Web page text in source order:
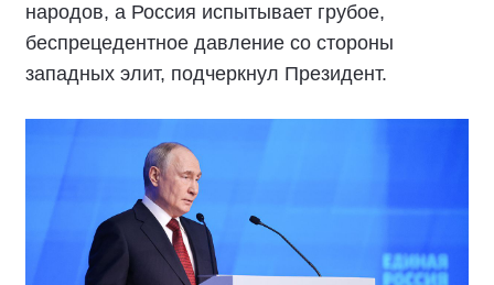
народов, а Россия испытывает грубое,
беспрецедентное давление со стороны
западных элит, подчеркнул Президент.